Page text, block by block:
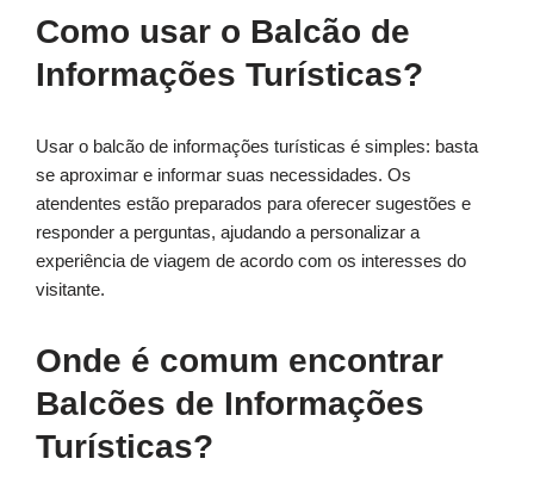
Como usar o Balcão de
Informações Turísticas?
Usar o balcão de informações turísticas é simples: basta
se aproximar e informar suas necessidades. Os
atendentes estão preparados para oferecer sugestões e
responder a perguntas, ajudando a personalizar a
experiência de viagem de acordo com os interesses do
visitante.
Onde é comum encontrar
Balcões de Informações
Turísticas?